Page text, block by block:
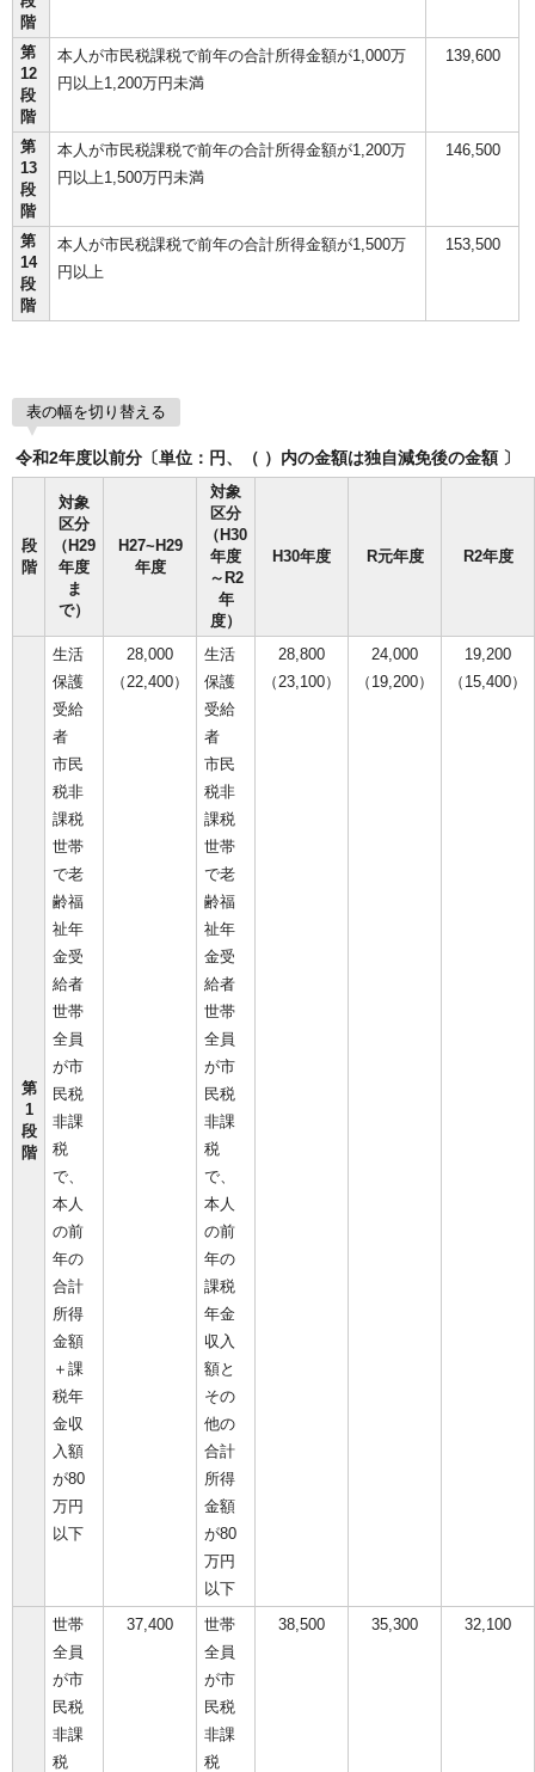
階
第
12
段
階
本人が市民税課税で前年の合計所得金額が1,000万
円以上1,200万円未満
139,600
第
13
段
階
本人が市民税課税で前年の合計所得金額が1,200万
円以上1,500万円未満
146,500
第
14
段
階
本人が市民税課税で前年の合計所得金額が1,500万
円以上
153,500
表の幅を切り替える
令和2年度以前分〔単位：円、（ ）内の金額は独自減免後の金額 〕
段
階
対象
区分
（H29
年度
ま
で）
H27~H29
年度
対象
区分
（H30
年度
～R2
年
度）
H30年度 R元年度 R2年度
第
1
段
階
生活
保護
受給
者
市民
税非
課税
世帯
で老
齢福
祉年
金受
給者
世帯
全員
が市
民税
非課
税
で、
本人
の前
年の
合計
所得
金額
＋課
税年
金収
入額
が80
万円
以下
28,000
（22,400）
生活
保護
受給
者
市民
税非
課税
世帯
で老
齢福
祉年
金受
給者
世帯
全員
が市
民税
非課
税
で、
本人
の前
年の
課税
年金
収入
額と
その
他の
合計
所得
金額
が80
万円
以下
28,800
（23,100）
24,000
（19,200）
19,200
（15,400）
世帯
全員
が市
民税
非課
税
37,400
世帯
全員
が市
民税
非課
税
38,500 35,300 32,100